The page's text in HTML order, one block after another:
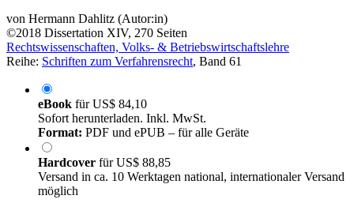
von Hermann Dahlitz (Autor:in)
©2018 Dissertation XIV, 270 Seiten
Rechtswissenschaften, Volks- & Betriebswirtschaftslehre
Reihe: Schriften zum Verfahrensrecht, Band 61
eBook fürUS$ 84,10
Sofort herunterladen. Inkl. MwSt.
Format: PDF und ePUB – für alle Geräte
Hardcover fürUS$ 88,85
Versand in ca. 10 Werktagen national, internationaler Versand
möglich